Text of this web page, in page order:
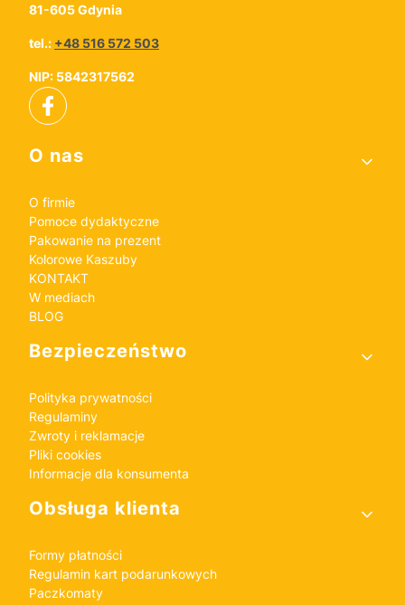
81-605 Gdynia
tel.: +48 516 572 503
NIP: 5842317562
Linki w stopce
O nas
O firmie
Pomoce dydaktyczne
Pakowanie na prezent
Kolorowe Kaszuby
KONTAKT
W mediach
BLOG
Bezpieczeństwo
Polityka prywatności
Regulaminy
Zwroty i reklamacje
Pliki cookies
Informacje dla konsumenta
Obsługa klienta
Formy płatności
Regulamin kart podarunkowych
Paczkomaty